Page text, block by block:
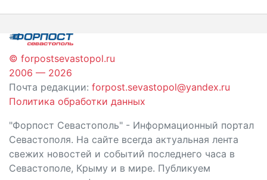
© forpostsevastopol.ru
2006 — 2026
Почта редакции: forpost.sevastopol@yandex.ru
Политика обработки данных
"Форпост Севастополь" - Информационный портал
Севастополя. На сайте всегда актуальная лента
свежих новостей и событий последнего часа в
Севастополе, Крыму и в мире. Публикуем